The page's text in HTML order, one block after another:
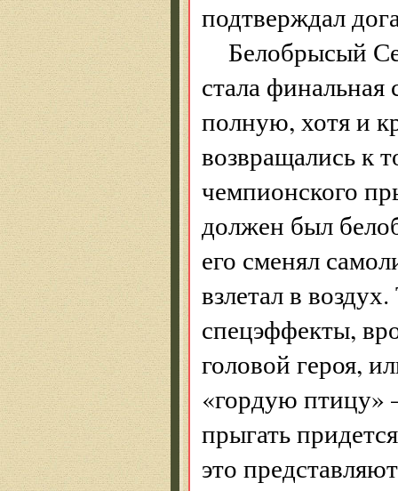
подтверждал
Белобрысый
стала
полную, хотя и
возвращались к
чемпионского
должен был
его сменял
взлетал в
спецэффекты,
головой героя,
«гордую птицу»
прыгать
это